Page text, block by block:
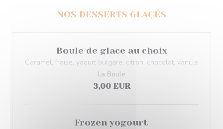
NOS DESSERTS GLAÇÉS
Boule de glace au choix
Caramel, fraise, yaourt bulgare, citron, chocolat, vanille
3,00 EUR
La Boule
Frozen yogourt